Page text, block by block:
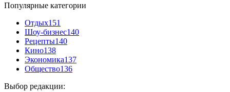
Популярные категории
Отдых151
Шоу-бизнес140
Рецепты140
Кино138
Экономика137
Общество136
Выбор редакции: